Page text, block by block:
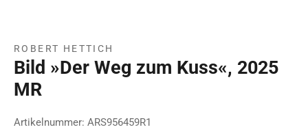
ROBERT HETTICH
Bild »Der Weg zum Kuss«, 2025
MR
Artikelnummer: ARS956459R1